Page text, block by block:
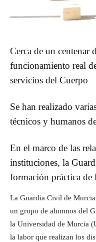
Cerca de un centenar
funcionamiento real
servicios del Cuerpo
Se han realizado
técnicos y humanos
En el marco de las
instituciones, la
formación práctica de
La Guardia Civil de
un grupo de alumnos del
la Universidad de Murcia
la labor que realizan los